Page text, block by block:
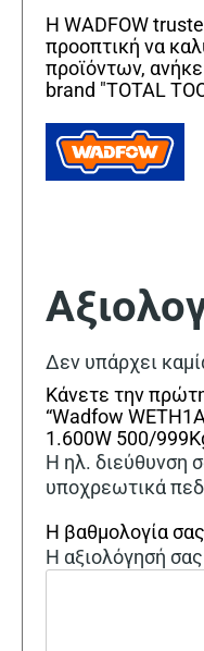
Η WADFOW
προοπτική να
προϊόντων,
brand "TOTAL
Δεν υπάρχει
Κάνετε την
“Wadfow
1.600W 500/
Η ηλ. διεύθυνση
υποχρεωτικά
Η βαθμολογία σας
Η αξιολόγησή σας